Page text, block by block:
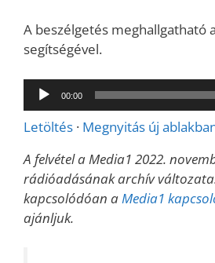
A beszélgetés meghallgatható
segítségével.
Audió
lejátszó
00:00
Letöltés · Megnyitás új
A felvétel a Media1 2022.
rádióadásának archív
kapcsolódóan aMedia1
ajánljuk.